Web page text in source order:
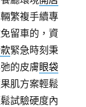
繁複手續專
留車的，資
緊急時刻秉
的皮膚眼袋
肌方案輕鬆
試驗硬度內